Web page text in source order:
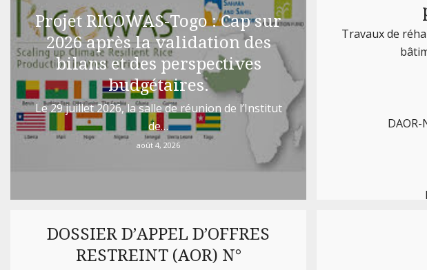
Projet RICOWAS-Togo : Cap sur
2026 après la validation des
bilans et des perspectives
budgétaires.
Le 29 juillet 2026, la salle de réunion de l’Institut
de…
août 4, 2026
Travaux de
DAOR-
DOSSIER D’APPEL D’OFFRES
RESTREINT (AOR) N°